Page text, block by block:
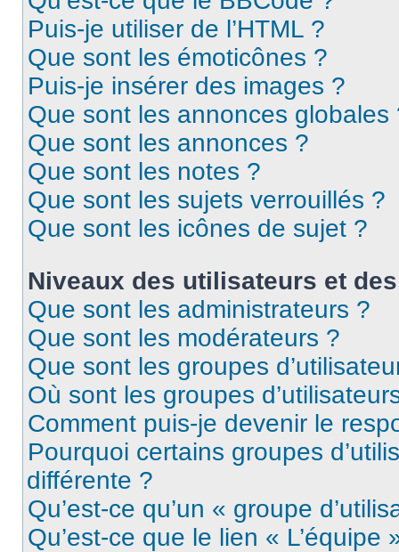
Puis-je utiliser de l’HTML ?
Que sont les émoticônes ?
Puis-je insérer des images ?
Que sont les annonces globales
Que sont les annonces ?
Que sont les notes ?
Que sont les sujets verrouillés ?
Que sont les icônes de sujet ?
Niveaux des utilisateurs et
Que sont les administrateurs ?
Que sont les modérateurs ?
Que sont les groupes
Où sont les groupes
Comment puis-je devenir le
Pourquoi certains groupes
différente ?
Qu’est-ce qu’un « groupe
Qu’est-ce que le lien « L’équipe